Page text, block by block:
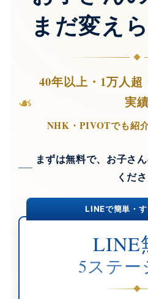
まだ変え
❧
40年以上・1万人
実績
NHK・PIVOTでも紹
まずは無料で、お子さ
くだ
LINEで簡単・
LINE
5ステー